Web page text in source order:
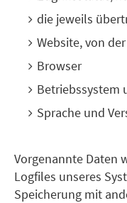
die jeweils
Website, von
Browser
Betriebssystem
Sprache und
Vorgenannte Daten
Logfiles unseres
Speicherung mit